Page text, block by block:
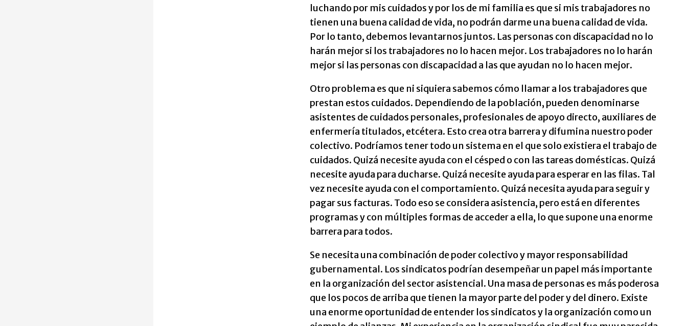
luchando por mis cuidados y por los de mi familia es que si mis trabajadores no
tienen una buena calidad de vida, no podrán darme una buena calidad de vida.
Por lo tanto, debemos levantarnos juntos. Las personas con discapacidad no lo
harán mejor si los trabajadores no lo hacen mejor. Los trabajadores no lo harán
mejor si las personas con discapacidad a las que ayudan no lo hacen mejor.
Otro problema es que ni siquiera sabemos cómo llamar a los trabajadores que
prestan estos cuidados. Dependiendo de la población, pueden denominarse
asistentes de cuidados personales, profesionales de apoyo directo, auxiliares de
enfermería titulados, etcétera. Esto crea otra barrera y difumina nuestro poder
colectivo. Podríamos tener todo un sistema en el que solo existiera el trabajo de
cuidados. Quizá necesite ayuda con el césped o con las tareas domésticas. Quizá
necesite ayuda para ducharse. Quizá necesite ayuda para esperar en las filas. Tal
vez necesite ayuda con el comportamiento. Quizá necesita ayuda para seguir y
pagar sus facturas. Todo eso se considera asistencia, pero está en diferentes
programas y con múltiples formas de acceder a ella, lo que supone una enorme
barrera para todos.
Se necesita una combinación de poder colectivo y mayor responsabilidad
gubernamental. Los sindicatos podrían desempeñar un papel más importante
en la organización del sector asistencial. Una masa de personas es más poderosa
que los pocos de arriba que tienen la mayor parte del poder y del dinero. Existe
una enorme oportunidad de entender los sindicatos y la organización como un